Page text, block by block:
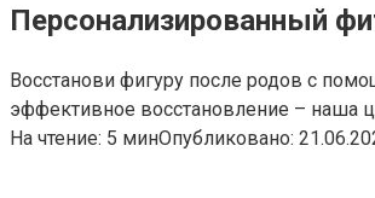
Персонализированный
Восстанови фигуру после родов с
эффективное восстановление – наша
На чтение: 5 минОпубликовано: